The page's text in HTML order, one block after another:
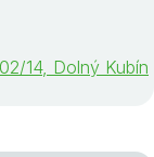
14, Dolný Kubín